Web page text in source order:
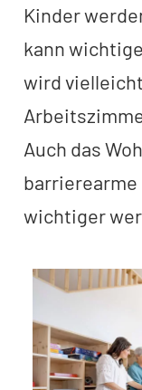
Kinder
kann
wird
Auch das
wichtiger